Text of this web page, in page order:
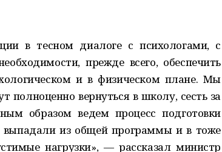
в тесном диалоге с психологами, с
прежде всего, обеспечить
и в физическом плане. Мы
полноценно вернуться в школу, сесть за
образом ведем процесс подготовки
выпадали из общей программы и в тоже
нагрузки», — рассказал министр